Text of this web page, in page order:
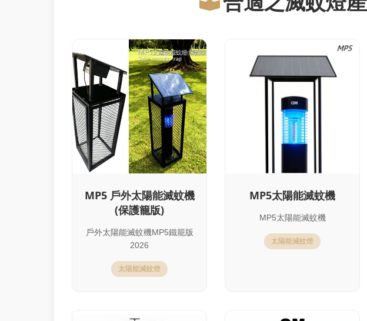
MP5 戶外太陽能滅蚊機
(保護籠版)
戶外太陽能滅蚊機MP5鐵籠版
2026
太陽能滅蚊燈
MP5太陽能滅蚊機
MP5太陽能滅蚊機
太陽能滅蚊燈